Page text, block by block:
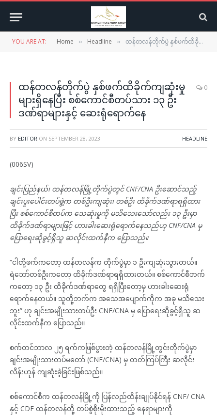
YOU ARE AT: Home » Headline » ထန်တလန်တိုက်ပွဲ နှစ်ဖက်ထိခိုက်ကျဆုံးမှုများရှိနေပြီး စစ်ကောင်စီတပ်သား ၁၃ ဦး ဒဏ်ရာများနှင့် ဆေးရုံရောက်နေ
ထန်တလန်တိုက်ပွဲ နှစ်ဖက်ထိခိုက်ကျဆုံးမှု
များရှိနေပြီး စစ်ကောင်စီတပ်သား ၁၃ ဦး
ဒဏ်ရာများနှင့် ဆေးရုံရောက်နေ
0
BY EDITOR ON SEPTEMBER 28, 2023 HEADLINE
(006SV)
ချင်းပြည်နယ်၊ ထန်တလန်မြို့တိုက်ပွဲတွင် CNF/CNA ဦးဆောင်သည့်
ချင်းပူးပေါင်းတပ်ဖွဲ့က တစ်ဦးကျဆုံး၊ တစ်ဦး ထိခိုက်ဒဏ်ရာရရှိထား
ပြီး စစ်ကောင်စီတပ်က သေဆုံးမှုကို မသိသေးသော်လည်း ၁၃ ဦးမှာ
ထိခိုက်ဒဏ်ရာများဖြင့် ဟားခါးဆေးရုံရောက်နေသည်ဟု CNF/CNA မှ
ပြောရေးဆိုခွင့်ရှိသူ ဆလိုင်းထက်နီက ပြောသည်။
“ငါတို့ဖက်ကတော့ ထန်တလန်က တိုက်ပွဲမှာ ၁ ဦးကျဆုံးသွားတယ်။
ရဲဘော်တစ်ဦးကတော့ ထိခိုက်ဒဏ်ရာရရှိထားတယ်။ စစ်ကောင်စီဘက်
ကတော့ ၁၃ ဦး ထိခိုက်ဒဏ်ရာတွေ ရရှိပြီးတော့မှ ဟားခါးဆေးရုံ
ရောက်နေတယ်။ သူတို့ဘက်က အသေအပျောက်ကိုက အခု မသိသေး
ဘူး” ဟု ချင်းအမျိုးသားတပ်ဦး CNF/CNA မှ ပြောရေးဆိုခွင့်ရှိသူ ဆ
လိုင်းထက်နီက ပြောသည်။
စက်တင်ဘာလ ၂၅ ရက်ကဖြစ်ပွားတဲ့ ထန်တလန်မြို့တွင်းတိုက်ပွဲမှာ
ချင်းအမျိုးသားတပ်မတော် (CNF/CNA) မှ တတ်ကြပ်ကြီး ဆလိုင်း
လိန်းဟုန် ကျဆုံးခဲ့ခြင်းဖြစ်သည်။
စစ်ကောင်စီက ထန်တလန်မြို့ကို ပြန်လည်ထိန်းချုပ်နိုင်ရန် CNF/ CNA
နှင့် CDF ထန်တလန်တို့ တပ်စွဲစိုးမိုးထားသည့် နေရာများကို